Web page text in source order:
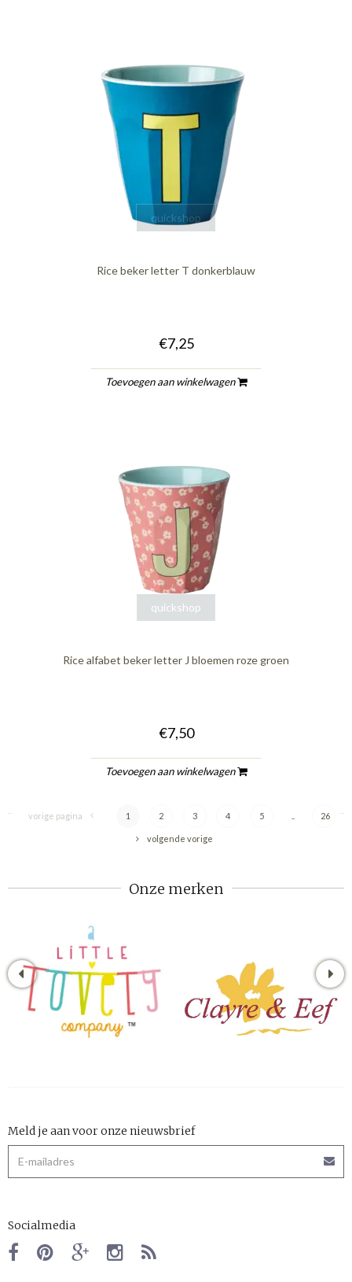
quickshop
Rice beker letter T donkerblauw
€7,25
Toevoegen aan winkelwagen
quickshop
Rice alfabet beker letter J bloemen roze groen
€7,50
Toevoegen aan winkelwagen
vorige pagina 1 2 3 4 5 26
volgende vorige
Onze merken
Meld je aan voor onze nieuwsbrief
Socialmedia